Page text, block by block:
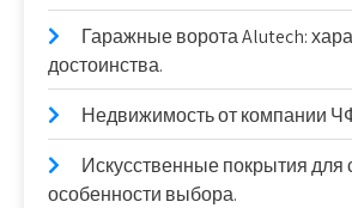
Гаражные ворота Alutech:
достоинства.
Недвижимость от компании
Искусственные покрытия для
особенности выбора.